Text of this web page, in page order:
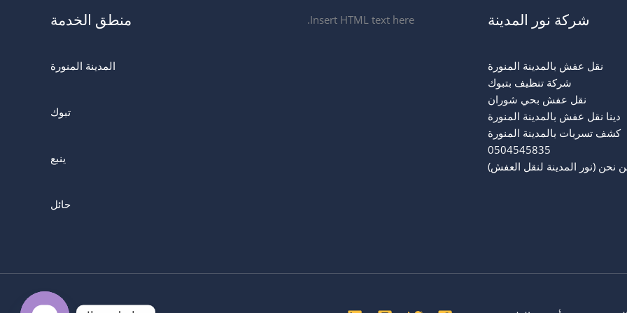
شركة نور المدينة
نقل عفش بالمدينة المنورة
شركة تنظيف بتبوك
نقل عفش بحي شوران
دينا نقل عفش بالمدينة المنورة
كشف تسربات بالمدينة المنورة
0504545835
نحن (نور المدينة لنقل العفش)
Insert HTML text here. منطق الخدمة
المدينة المنورة
تبوك
ينبع
حائل